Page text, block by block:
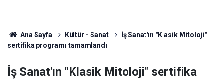
Ana Sayfa Kültür - Sanat
İş Sanat'ın "Klasik Mitoloji"
sertifika programı tamamlandı
İş Sanat'ın "Klasik Mitoloji" sertifika